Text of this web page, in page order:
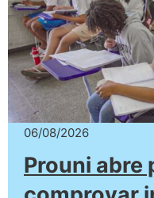
06/08/2026
Prouni abre